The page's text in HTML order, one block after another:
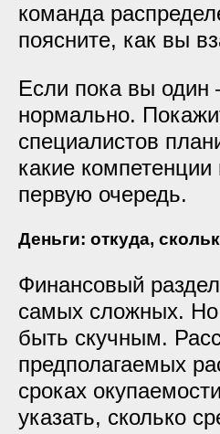
команда
поясните, как вы
Если пока вы один
нормально.
специалистов
какие
первую очередь.
Деньги: откуда,
Финансовый
самых сложных.
быть скучным.
предполагаемых
сроках
указать, сколько